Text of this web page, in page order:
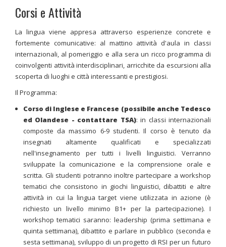
Corsi e Attività
La lingua viene appresa attraverso esperienze concrete e
fortemente comunicative: al mattino attività d'aula in classi
internazionali, al pomeriggio e alla sera un ricco programma di
coinvolgenti attività interdisciplinari, arricchite da escursioni alla
scoperta di luoghi e città interessanti e prestigiosi.
Il Programma:
Corso di Inglese e Francese (possibile anche Tedesco
ed Olandese - contattare TSA): in classi internazionali
composte da massimo 6-9 studenti. Il corso è tenuto da
insegnati altamente qualificati e specializzati
nell'insegnamento per tutti i livelli linguistici. Verranno
sviluppate la comunicazione e la comprensione orale e
scritta. Gli studenti potranno inoltre partecipare a workshop
tematici che consistono in giochi linguistici, dibattiti e altre
attività in cui la lingua target viene utilizzata in azione (è
richiesto un livello minimo B1+ per la partecipazione). I
workshop tematici saranno: leadership (prima settimana e
quinta settimana), dibattito e parlare in pubblico (seconda e
sesta settimana), sviluppo di un progetto di RSI per un futuro